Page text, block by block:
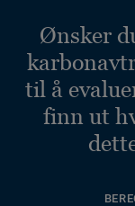
Ønsker
til å
finn ut